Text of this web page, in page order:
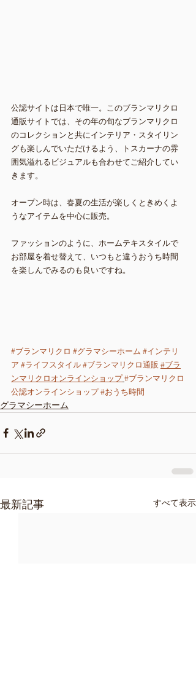
公認サイトは日本で唯一。このブランマリクロ
通販サイトでは、その年の旬なブランマリクロ
のコレクションと共にインテリア・スタイリン
グも楽しんでいただけるよう、トスカーナの雰
囲気溢れるビジュアルも合わせてご紹介してい
きます。
オープン時は、春夏の生活が楽しくときめくよ
うなアイテムを中心に販売。
ファッションのように、ホームテキスタイルで
お部屋を着せ替えて、いつもと違うおうち時間
を楽しんでみるのも良いですね。
#ブランマリクロ #グラマシーホーム #インテリ
ア #ライフスタイル #ブランマリクロ通販 #ブラ
ンマリクロオンラインショップ #ブランマリクロ
公認オンラインショップ #おうち時間
グラマシーホーム
最新記事 すべて表示